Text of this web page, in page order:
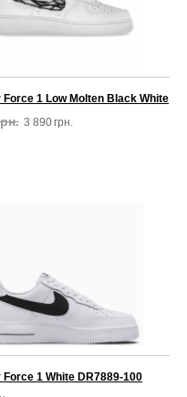
Force 1 Low Molten Black White
3 890грн.
1 White DR7889-100